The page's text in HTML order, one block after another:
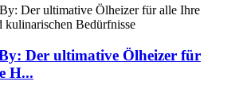
Der ultimative Ölheizer für
H...